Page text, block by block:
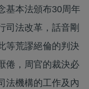
基本法頒布30周年
司法改革，話音剛
等荒謬絕倫的判決
倦，周官的裁決必
法機構的工作及內